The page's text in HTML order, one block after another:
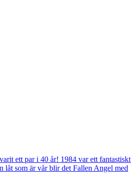
ett par i 40 år! 1984 var ett fantastiskt
låt som är vår blir det Fallen Angel med